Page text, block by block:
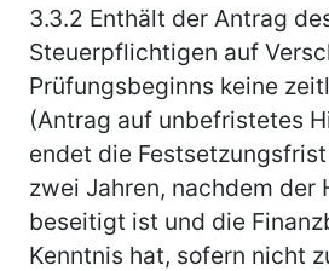
3.3.2 Enthält der Antrag
Steuerpflichtigen auf
Prüfungsbeginns keine
(Antrag auf unbefristetes
endet die
zwei Jahren, nachdem der
beseitigt ist und die
Kenntnis hat, sofern nicht